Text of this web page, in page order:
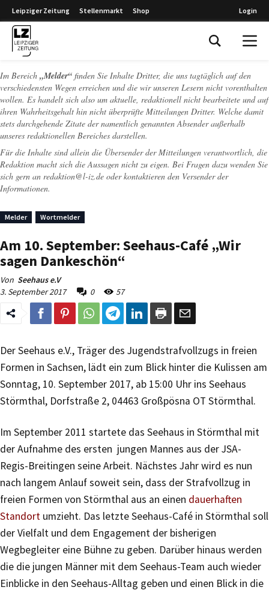
Leipziger Zeitung Stellenmarkt Shop Login
Im Bereich „Melder“ finden Sie Inhalte Dritter, die uns tagtäglich auf den
verschiedensten Wegen erreichen und die wir unseren Lesern nicht vorenthalten
wollen. Es handelt sich also um aktuelle, redaktionell nicht bearbeitete und auf
ihren Wahrheitsgehalt hin nicht überprüfte Mitteilungen Dritter. Welche damit
stets durchgehende Zitate der namentlich genannten Absender außerhalb
unseres redaktionellen Bereiches darstellen.
Für die Inhalte sind allein die Übersender der Mitteilungen verantwortlich, die
Redaktion macht sich die Aussagen nicht zu eigen. Bei Fragen dazu wenden Sie
sich gern an redaktion@l-iz.de oder kontaktieren den Versender der
Informationen.
Melder Wortmelder
Am 10. September: Seehaus-Café „Wir
sagen Dankeschön“
Von Seehaus e.V
3. September 2017
0 57
Der Seehaus e.V., Träger des Jugendstrafvollzugs in freien
Formen in Sachsen, lädt ein zum Blick hinter die Kulissen am
Sonntag, 10. September 2017, ab 15:00 Uhr ins Seehaus
Störmthal, Dorfstraße 2, 04463 Großpösna OT Störmthal.
Im September 2011 startete das Seehaus in Störmthal mit
der Aufnahme des ersten jungen Mannes aus der JSA-
Regis-Breitingen seine Arbeit. Nächstes Jahr wird es nun
nach langem Anlauf soweit sein, dass der Strafvollzug in
freien Formen von Störmthal aus an einen dauerhaften
Standort umzieht. Das letzte Seehaus-Café in Störmthal soll
der Vielfalt und dem Engagement der bisherigen
Wegbegleiter eine Bühne zu geben. Darüber hinaus werden
die die jungen Männer mit dem Seehaus-Team auch wieder
Einblicke in den Seehaus-Alltag geben und einen Blick in die